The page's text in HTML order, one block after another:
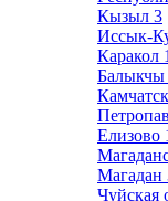
Кызыл 3
Иссык-
Каракол 1
Балыкчы
Елизово
Магадан
Чуйская